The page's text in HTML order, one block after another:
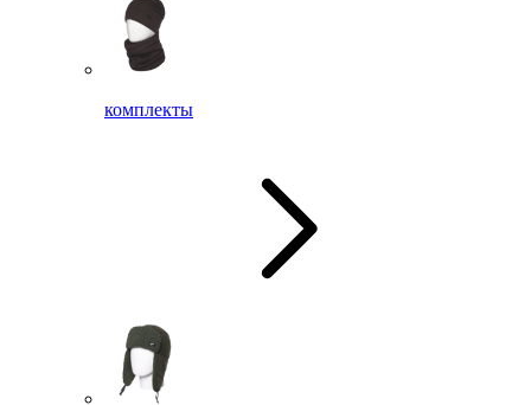
комплекты